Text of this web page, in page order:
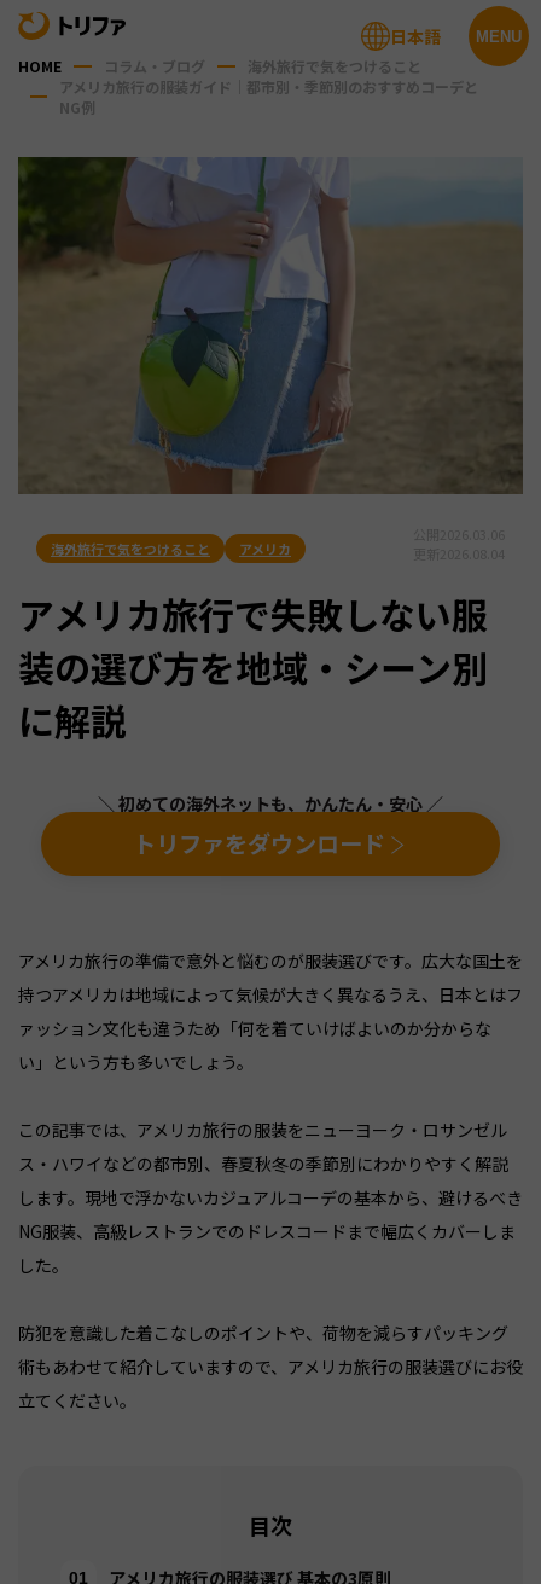
MENU
日本語
HOME コラム・ブログ
海外旅行で気をつけること
アメリカ旅行の服装ガイド｜都市別・季節別のおすすめコーデと
NG例
海外旅行で気をつけること アメリカ
アメリカ旅行で失敗しない服
装の選び方を地域・シーン別
に解説
＼ 初めての海外ネットも、かんたん・安心 ／
トリファをダウンロード
アメリカ旅行の準備で意外と悩むのが服装選びです。広大な国土を
持つアメリカは地域によって気候が大きく異なるうえ、日本とはフ
ァッション文化も違うため「何を着ていけばよいのか分からな
い」という方も多いでしょう。
この記事では、アメリカ旅行の服装をニューヨーク・ロサンゼル
ス・ハワイなどの都市別、春夏秋冬の季節別にわかりやすく解説
します。現地で浮かないカジュアルコーデの基本から、避けるべき
NG服装、高級レストランでのドレスコードまで幅広くカバーしま
した。
防犯を意識した着こなしのポイントや、荷物を減らすパッキング
術もあわせて紹介していますので、アメリカ旅行の服装選びにお役
立てください。
目次
アメリカ旅行の服装選び 基本の3原則